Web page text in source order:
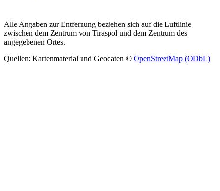
Alle Angaben zur Entfernung beziehen sich auf die Luftlinie
zwischen dem Zentrum von Tiraspol und dem Zentrum des
angegebenen Ortes.
Quellen: Kartenmaterial und Geodaten © OpenStreetMap (ODbL)